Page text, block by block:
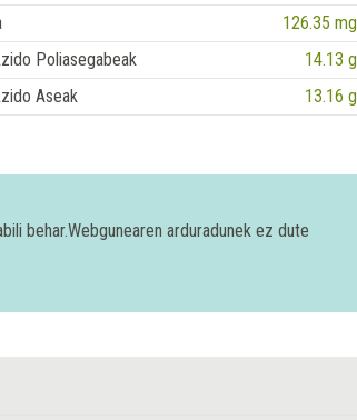
126.35 mg
Poliasegabeak
14.13 g
Aseak
13.16 g
behar.Webgunearen arduradunek ez dute